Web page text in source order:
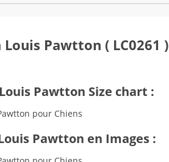
Pawtton ( LC0261 )
Pawtton Size chart :
Pawtton en Images :